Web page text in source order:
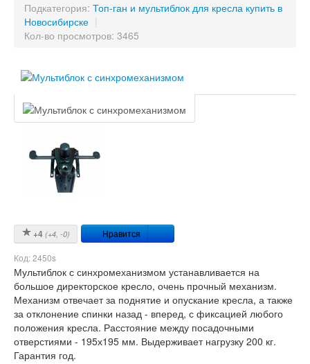
Подкатегория: Топ-ган и мультиблок для кресла купить в
Новосибирске |
Кол-во просмотров: 3465
+4 (+4 , -0) Нравится
Код:2450s
Мультиблок с синхромеханизмом устанавливается на
большое директорское кресло, очень прочный механизм.
​Механизм отвечает за поднятие и опускание кресла, а также
за отклонение спинки назад - вперед, с фиксацией любого
положения кресла. Расстояние между посадочными
отверстиями - 195х195 мм. Выдерживает нагрузку 200 кг.
Гарантия год.